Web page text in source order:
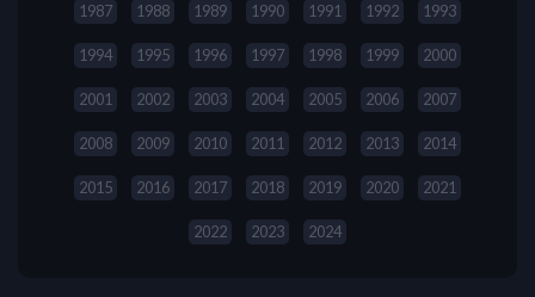
1987 1988 1989 1990 1991 1992 1993
1994 1995 1996 1997 1998 1999 2000
2001 2002 2003 2004 2005 2006 2007
2008 2009 2010 2011 2012 2013 2014
2015 2016 2017 2018 2019 2020 2021
2022 2023 2024